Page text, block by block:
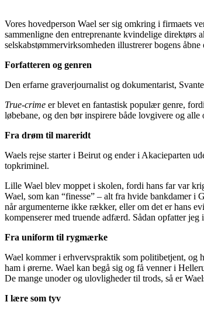
Vores hovedperson Wael ser sig omkring i firmaets
sammenligne den entreprenante kvindelige direktørs
selskabstømmervirksomheden illustrerer bogens
Forfatteren og genren
Den erfarne graverjournalist og dokumentarist,
True-crime er blevet en fantastisk populær genre,
løbebane, og den bør inspirere både lovgivere og
Fra drøm til mareridt
Waels rejse starter i Beirut og ender i Akacieparten
topkriminel.
Lille Wael blev moppet i skolen, fordi hans far var
Wael, som kan “finesse” – alt fra hvide bankdamer i
når argumenterne ikke rækker, eller om det er hans
kompenserer med truende adfærd. Sådan opfatter jeg
Fra uniform til rygmærke
Wael kommer i erhvervspraktik som politibetjent, og
ham i ørerne. Wael kan begå sig og få venner i
De mange unoder og ulovligheder til trods, så er
I lære som tyv